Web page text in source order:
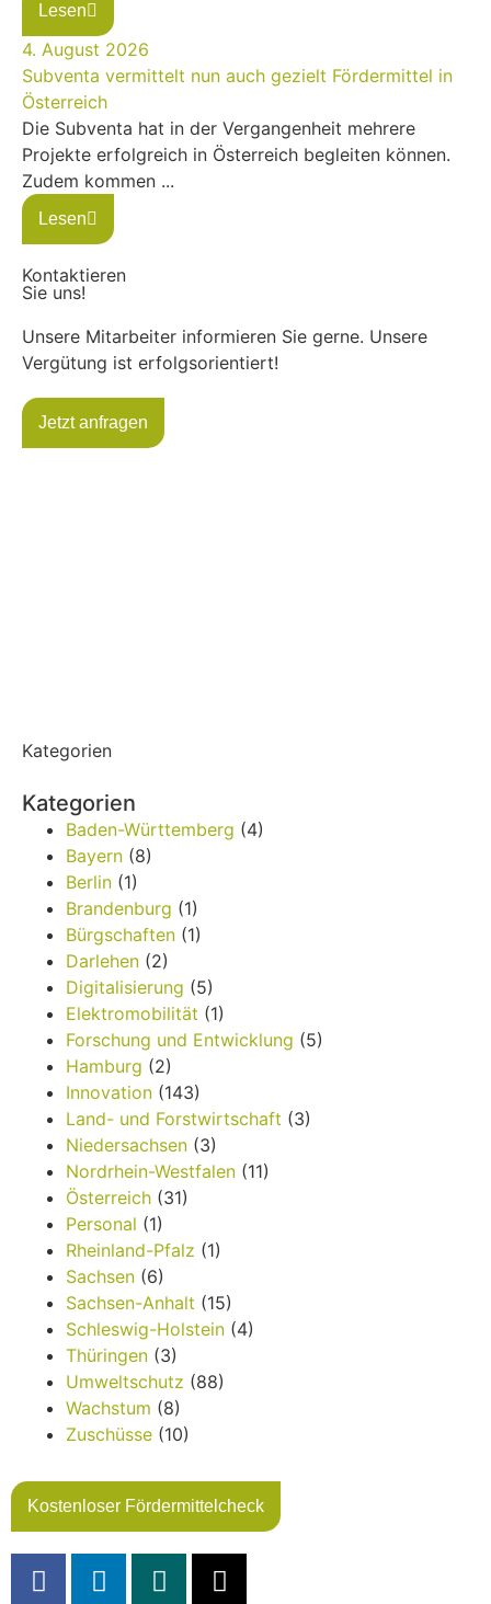
Lesen
4. August 2026
Subventa vermittelt nun auch gezielt Fördermittel in
Österreich
Die Subventa hat in der Vergangenheit mehrere
Projekte erfolgreich in Österreich begleiten können.
Zudem kommen ...
Lesen
Kontaktieren
Sie uns!
Unsere Mitarbeiter informieren Sie gerne. Unsere
Vergütung ist erfolgsorientiert!
Jetzt anfragen
Kategorien
Kategorien
Baden-Württemberg (4)
Bayern (8)
Berlin (1)
Brandenburg (1)
Bürgschaften (1)
Darlehen (2)
Digitalisierung (5)
Elektromobilität (1)
Forschung und Entwicklung (5)
Hamburg (2)
Innovation (143)
Land- und Forstwirtschaft (3)
Niedersachsen (3)
Nordrhein-Westfalen (11)
Österreich (31)
Personal (1)
Rheinland-Pfalz (1)
Sachsen (6)
Sachsen-Anhalt (15)
Schleswig-Holstein (4)
Thüringen (3)
Umweltschutz (88)
Wachstum (8)
Zuschüsse (10)
Kostenloser Fördermittelcheck